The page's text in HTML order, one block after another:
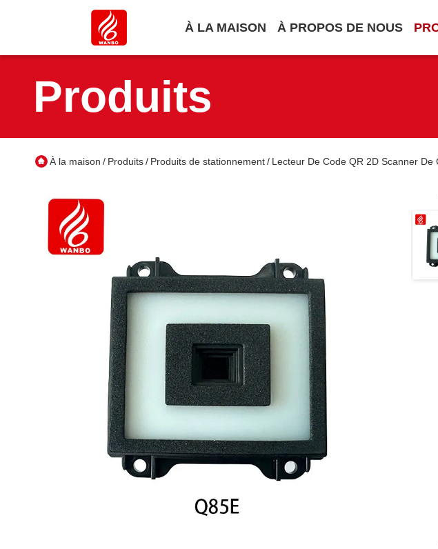
À LA MAISON À PROPOS DE NOUS
Produits
À la maison / Produits/ Produits de stationnement/ Lecteur De Code QR 2D Scanner